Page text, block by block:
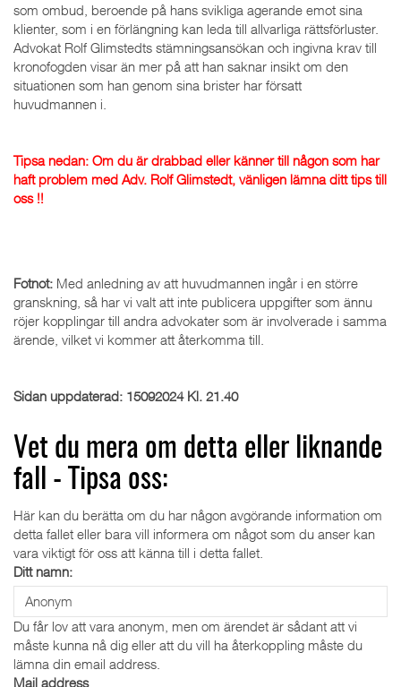
som ombud, beroende på hans svikliga agerande emot sina
klienter, som i en förlängning kan leda till allvarliga rättsförluster.
Advokat Rolf Glimstedts stämningsansökan och ingivna krav till
kronofogden visar än mer på att han saknar insikt om den
situationen som han genom sina brister har försatt
huvudmannen i.
Tipsa nedan: Om du är drabbad eller känner till någon som har
haft problem med Adv. Rolf Glimstedt, vänligen lämna ditt tips till
oss !!
Fotnot: Med anledning av att huvudmannen ingår i en större
granskning, så har vi valt att inte publicera uppgifter som ännu
röjer kopplingar till andra advokater som är involverade i samma
ärende, vilket vi kommer att återkomma till.
Sidan uppdaterad: 15092024 Kl. 21.40
Vet du mera om detta eller liknande
fall - Tipsa oss:
Här kan du berätta om du har någon avgörande information om
detta fallet eller bara vill informera om något som du anser kan
vara viktigt för oss att känna till i detta fallet.
Ditt namn:
Du får lov att vara anonym, men om ärendet är sådant att vi
måste kunna nå dig eller att du vill ha återkoppling måste du
lämna din email address.
Mail address